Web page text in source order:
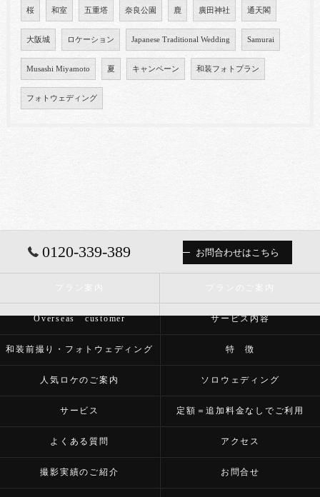
桜 和室 五重塔 奈良公園 鹿 廣田神社 通天閣
大阪城 ロケーション Japanese Traditional Wedding Samurai
Musashi Miyamoto 夏 キャンペーン 和装フォトプラン
フォトウェディング
0120-339-389 お問合わせはこちら
Overseas customer サービス内容
和装前撮り・フォトウェディング 特 徴
人気ロケのご案内 ソロウェディング
サービス 定額＝追加料金なしでご利用
よくある質問 アクセス
撮影実績のご紹介 お問合せ